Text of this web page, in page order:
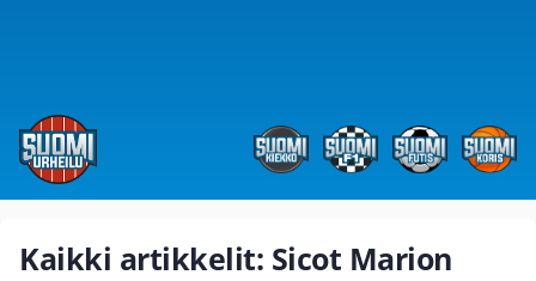
Kaikki artikkelit: Sicot Marion